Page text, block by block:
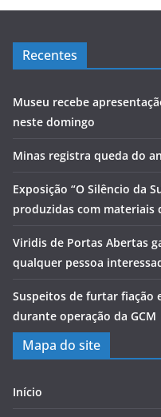
Recentes
Museu recebe
neste domingo
Minas registra queda do
Exposição “O Silêncio da
produzidas com materiais
Viridis de Portas Abertas
qualquer pessoa
Suspeitos de furtar fiação
durante operação da GCM
Mapa do site
Início